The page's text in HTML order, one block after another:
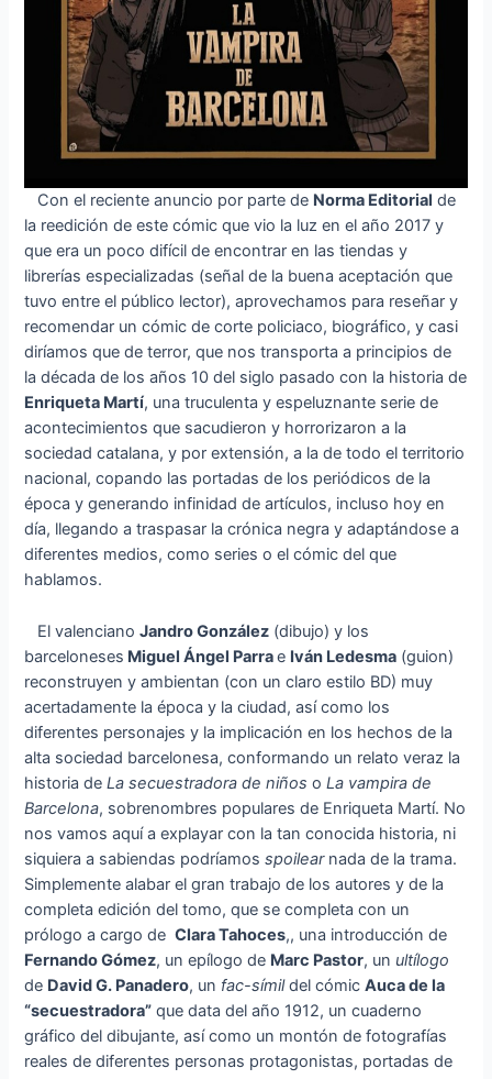
Con el reciente anuncio por parte de Norma Editorial de
la reedición de este cómic que vio la luz en el año 2017 y
que era un poco difícil de encontrar en las tiendas y
librerías especializadas (señal de la buena aceptación que
tuvo entre el público lector), aprovechamos para reseñar y
recomendar un cómic de corte policiaco, biográfico, y casi
diríamos que de terror, que nos transporta a principios de
la década de los años 10 del siglo pasado con la historia de
Enriqueta Martí, una truculenta y espeluznante serie de
acontecimientos que sacudieron y horrorizaron a la
sociedad catalana, y por extensión, a la de todo el territorio
nacional, copando las portadas de los periódicos de la
época y generando infinidad de artículos, incluso hoy en
día, llegando a traspasar la crónica negra y adaptándose a
diferentes medios, como series o el cómic del que
hablamos.
El valencianoJandro González (dibujo) y los
barceloneses Miguel Ángel Parrae Iván Ledesma (guion)
reconstruyen y ambientan (con un claro estilo BD) muy
acertadamente la época y la ciudad, así como los
diferentes personajes y la implicación en los hechos de la
alta sociedad barcelonesa, conformando un relato veraz la
historia deLa secuestradora de niños oLa vampira de
Barcelona, sobrenombres populares de Enriqueta Martí. No
nos vamos aquí a explayar con la tan conocida historia, ni
siquiera a sabiendas podríamosspoilearnada de la trama.
Simplemente alabar el gran trabajo de los autores y de la
completa edición del tomo, que se completa con un
prólogo a cargo deClara Tahoces,, una introducción de
Fernando Gómez, un epílogo de Marc Pastor, un ultílogo
de David G. Panadero, un fac-símildel cómicAuca de la
“secuestradora” que data del año 1912, un cuaderno
gráfico del dibujante, así como un montón de fotografías
reales de diferentes personas protagonistas, portadas de